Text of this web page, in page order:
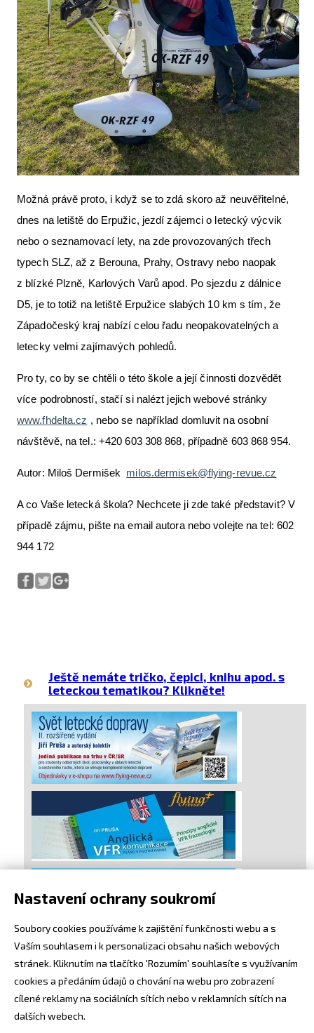
Možná právě proto, i když se to zdá skoro až neuvěřitelné,
dnes na letiště do Erpužic, jezdí zájemci o letecký výcvik
nebo o seznamovací lety, na zde provozovaných třech
typech SLZ, až z Berouna, Prahy, Ostravy nebo naopak
z blízké Plzně, Karlových Varů apod. Po sjezdu z dálnice
D5, je to totiž na letiště Erpužice slabých 10 km s tím, že
Západočeský kraj nabízí celou řadu neopakovatelných a
letecky velmi zajímavých pohledů.
Pro ty, co by se chtěli o této škole a její činnosti dozvědět
více podrobností, stačí si nalézt jejich webové stránky
www.fhdelta.cz , nebo se například domluvit na osobní
návštěvě, na tel.: +420 603 308 868, případně 603 868 954.
Autor: Miloš Dermišek milos.dermisek@flying-revue.cz
A co Vaše letecká škola? Nechcete ji zde také představit? V
případě zájmu, pište na email autora nebo volejte na tel: 602
944 172
Ještě nemáte tričko, čepici, knihu apod. s
leteckou tematikou? Klikněte!
Nastavení ochrany soukromí
Soubory cookies používáme k zajištění funkčnosti webu a s
Vaším souhlasem i k personalizaci obsahu našich webových
stránek. Kliknutím na tlačítko 'Rozumím' souhlasíte s využívaním
cookies a předáním údajů o chování na webu pro zobrazení
cílené reklamy na sociálních sítích nebo v reklamních sítích na
dalších webech.